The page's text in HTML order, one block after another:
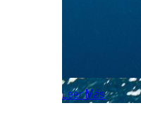
Leer Más